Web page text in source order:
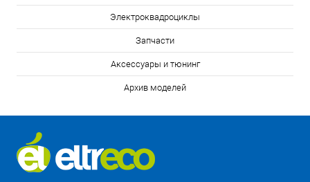
Электроквадроциклы
Запчасти
Аксессуары и тюнинг
Архив моделей